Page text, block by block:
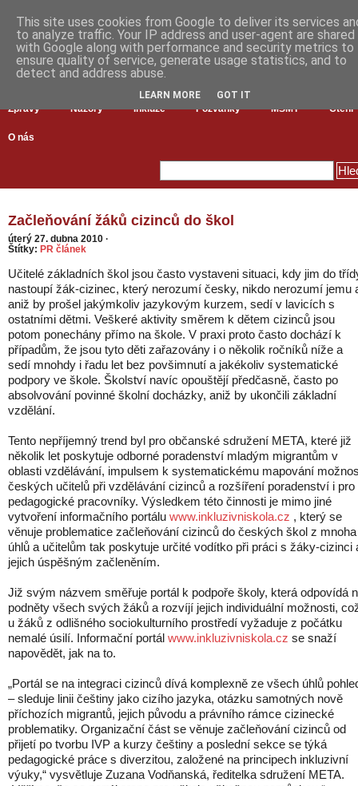
Zprávy Názory Inkluze Pozvánky MŠMT Čtení
O nás
Začleňování žáků cizinců do škol
úterý 27. dubna 2010 ·
Štítky: PR článek
Učitelé základních škol jsou často vystaveni situaci, kdy jim do
nastoupí žák-cizinec, který nerozumí česky, nikdo nerozumí jemu
aniž by prošel jakýmkoliv jazykovým kurzem, sedí v lavicích s
ostatními dětmi. Veškeré aktivity směrem k dětem cizinců jsou
potom ponechány přímo na škole. V praxi proto často dochází k
případům, že jsou tyto děti zařazovány i o několik ročníků níže a
sedí mnohdy i řadu let bez povšimnutí a jakékoliv systematické
podpory ve škole. Školství navíc opouštějí předčasně, často po
absolvování povinné školní docházky, aniž by ukončili základní
vzdělání.
Tento nepříjemný trend byl pro občanské sdružení META, které již
několik let poskytuje odborné poradenství mladým migrantům v
oblasti vzdělávání, impulsem k systematickému mapování
českých učitelů při vzdělávání cizinců a rozšíření poradenství i pro
pedagogické pracovníky. Výsledkem této činnosti je mimo jiné
vytvoření informačního portálu www.inkluzivniskola.cz , který se
věnuje problematice začleňování cizinců do českých škol z mnoha
úhlů a učitelům tak poskytuje určité vodítko při práci s žáky-cizinci
jejich úspěšným začleněním.
Již svým názvem směřuje portál k podpoře školy, která odpovídá
podněty všech svých žáků a rozvíjí jejich individuální možnosti,
u žáků z odlišného sociokulturního prostředí vyžaduje z počátku
nemalé úsilí. Informační portál www.inkluzivniskola.cz se snaží
napovědět, jak na to.
„Portál se na integraci cizinců dívá komplexně ze všech úhlů
– sleduje linii češtiny jako cizího jazyka, otázku samotných nově
příchozích migrantů, jejich původu a právního rámce cizinecké
problematiky. Organizační část se věnuje začleňování cizinců od
přijetí po tvorbu IVP a kurzy češtiny a poslední sekce se týká
pedagogické práce s diverzitou, založené na principech inkluzivní
výuky,“ vysvětluje Zuzana Vodňanská, ředitelka sdružení META.
This site uses cookies from Google to deliver its services
to analyze traffic. Your IP address and user-agent are shared
with Google along with performance and security metrics to
ensure quality of service, generate usage statistics, and to
detect and address abuse.
LEARN MORE GOT IT